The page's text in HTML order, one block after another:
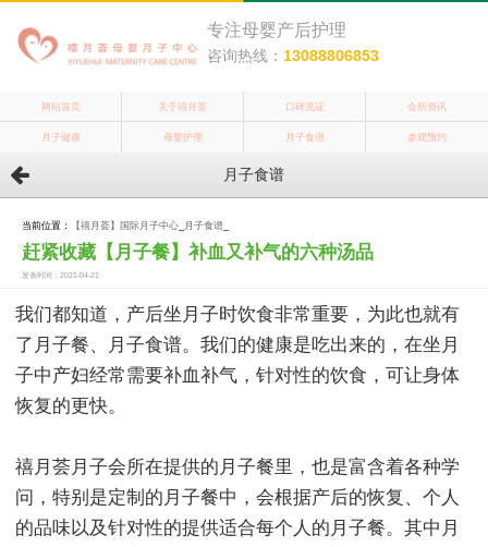
专注母婴产后护理
咨询热线： 13088806853
网站首页 关于禧月荟 口碑见证 会所资讯
月子健康 母婴护理 月子食谱 参观预约
月子食谱
当前位置： 【禧月荟】国际月子中心 月子食谱
赶紧收藏【月子餐】补血又补气的六种汤品
发表时间：2021-04-21
我们都知道，产后坐月子时饮食非常重要，为此也就有
了月子餐、月子食谱。我们的健康是吃出来的，在坐月
子中产妇经常需要补血补气，针对性的饮食，可让身体
恢复的更快。
禧月荟月子会所在提供的月子餐里，也是富含着各种学
问，特别是定制的月子餐中，会根据产后的恢复、个人
的品味以及针对性的提供适合每个人的月子餐。其中月